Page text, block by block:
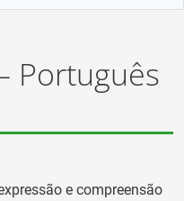
Português
e compreensão